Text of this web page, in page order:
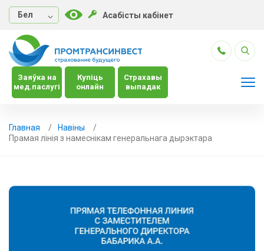
Бел Асабісты кабінет
Заяўка на
мед.паслугі
Купіць
онлайн
Страхавы
выпадак
Главная
Навiны
Прамая лінія з намеснікам генеральнага дырэктара